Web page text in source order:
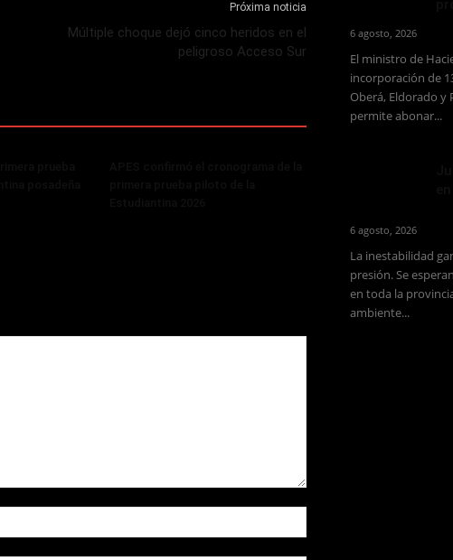
Próxima noticia
Múltiple choque dejó cinco heridos en el
peligroso Acceso Sur
6 agosto, 2026
El ministro de
incorporación de
Oberá, Eldorado y
permite abonar...
6 agosto, 2026
La inestabilidad
presión. Se
en toda la
ambiente...